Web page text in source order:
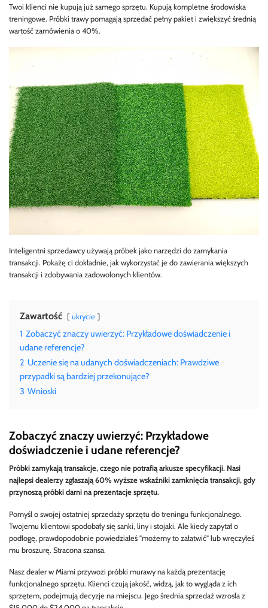
Twoi klienci nie kupują już samego sprzętu. Kupują kompletne środowiska
treningowe. Próbki trawy pomagają sprzedać pełny pakiet i zwiększyć średnią
wartość zamówienia o 40%.
Inteligentni sprzedawcy używają próbek jako narzędzi do zamykania
transakcji. Pokażę ci dokładnie, jak wykorzystać je do zawierania większych
transakcji i zdobywania zadowolonych klientów.
Zawartość ukrycie
1 Zobaczyć znaczy uwierzyć: Przykładowe doświadczenie i
udane referencje?
2 Uczenie się na udanych doświadczeniach: Prawdziwe
przypadki są bardziej przekonujące?
3 Wnioski
Zobaczyć znaczy uwierzyć: Przykładowe
doświadczenie i udane referencje?
Próbki zamykają transakcje, czego nie potrafią arkusze specyfikacji. Nasi
najlepsi dealerzy zgłaszają 60% wyższe wskaźniki zamknięcia transakcji, gdy
przynoszą próbki darni na prezentacje sprzętu.
Pomyśl o swojej ostatniej sprzedaży sprzętu do treningu funkcjonalnego.
Twojemu klientowi spodobały się sanki, liny i stojaki. Ale kiedy zapytał o
podłogę, prawdopodobnie powiedziałeś "możemy to załatwić" lub wręczyłeś
mu broszurę. Stracona szansa.
Nasz dealer w Miami przywozi próbki murawy na każdą prezentację
funkcjonalnego sprzętu. Klienci czują jakość, widzą, jak to wygląda z ich
sprzętem, podejmują decyzje na miejscu. Jego średnia sprzedaż wzrosła z